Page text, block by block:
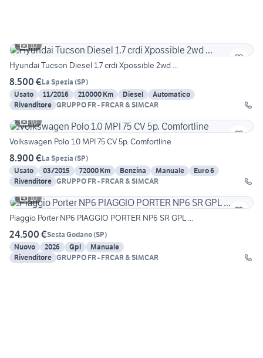
10
Hyundai Tucson Diesel 1.7 crdi Xpossible 2wd ...
8.500 €La Spezia (SP)
Usato
11/2016 210000 Km Diesel
Automatico
Rivenditore GRUPPO FR - FRCAR & SIMCAR
10
Volkswagen Polo 1.0 MPI 75 CV 5p. Comfortline
8.900 €La Spezia (SP)
Usato
03/2015 72000 Km Benzina Manuale
Euro 6
Rivenditore GRUPPO FR - FRCAR & SIMCAR
10
Piaggio Porter NP6 PIAGGIO PORTER NP6 SR GPL ...
24.500 €Sesta Godano(SP)
Nuovo
2026 Gpl
Manuale
Rivenditore GRUPPO FR - FRCAR & SIMCAR